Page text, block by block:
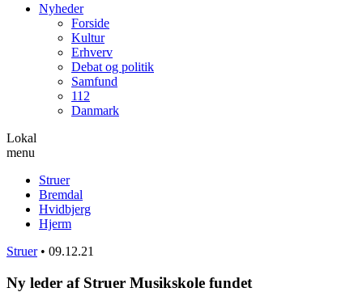
Nyheder
Forside
Kultur
Erhverv
Debat og politik
Samfund
112
Danmark
Lokal
menu
Struer
Bremdal
Hvidbjerg
Hjerm
Struer • 09.12.21
Ny leder af Struer Musikskole fundet